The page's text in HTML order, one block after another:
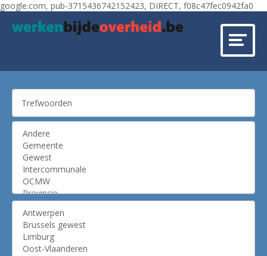
google.com, pub-3715436742152423, DIRECT, f08c47fec0942fa0